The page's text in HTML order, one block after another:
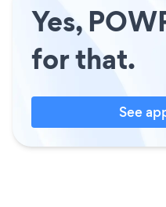
Yes,
for that.
See